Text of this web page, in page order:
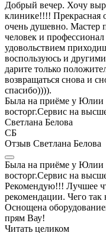
Добрый вечер. Хочу
клинике!!!! Прекрасная
очень душевно. Мастер
человек и
удовольствием
воспользуюсь и
дарите только
возвращаться снова и
спасибо)))).
Была на приёме у
восторг.Сервис на
Светлана Белова
СБ
Отзыв Светлана Белова
Была на приёме у
восторг.Сервис на
Рекомендую!!! Лучшее
рекомендации. Чего
Оснощена
прям Вау!
Читать целиком